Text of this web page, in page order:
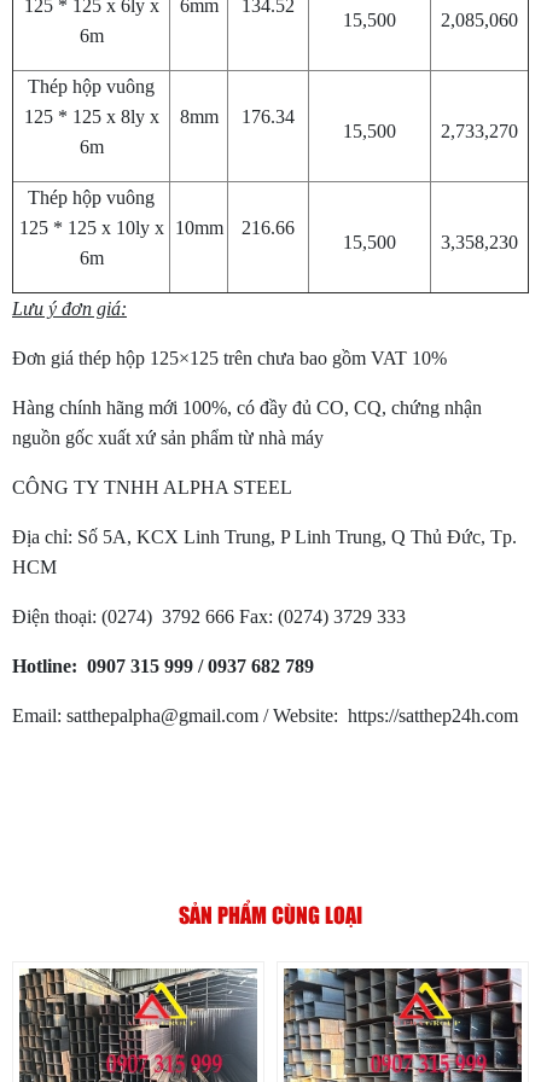
125 * 125 x 6ly x
6m
6mm 134.52
15,500 2,085,060
Thép hộp vuông
125 * 125 x 8ly x
6m
8mm 176.34
15,500 2,733,270
Thép hộp vuông
125 * 125 x 10ly x
6m
10mm 216.66
15,500 3,358,230
Lưu ý đơn giá:
Đơn giá thép hộp 125×125 trên chưa bao gồm VAT 10%
Hàng chính hãng mới 100%, có đầy đủ CO, CQ, chứng nhận
nguồn gốc xuất xứ sản phẩm từ nhà máy
CÔNG TY TNHH ALPHA STEEL
Địa chỉ: Số 5A, KCX Linh Trung, P Linh Trung, Q Thủ Đức, Tp.
HCM
Điện thoại: (0274) 3792 666 Fax: (0274) 3729 333
Hotline: 0907 315 999 / 0937 682 789
Email: satthepalpha@gmail.com / Website: https://satthep24h.com
SẢN PHẨM CÙNG LOẠI